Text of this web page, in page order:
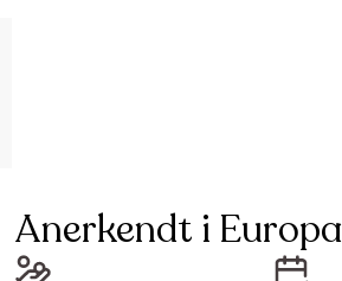
Anerkendt i Europa